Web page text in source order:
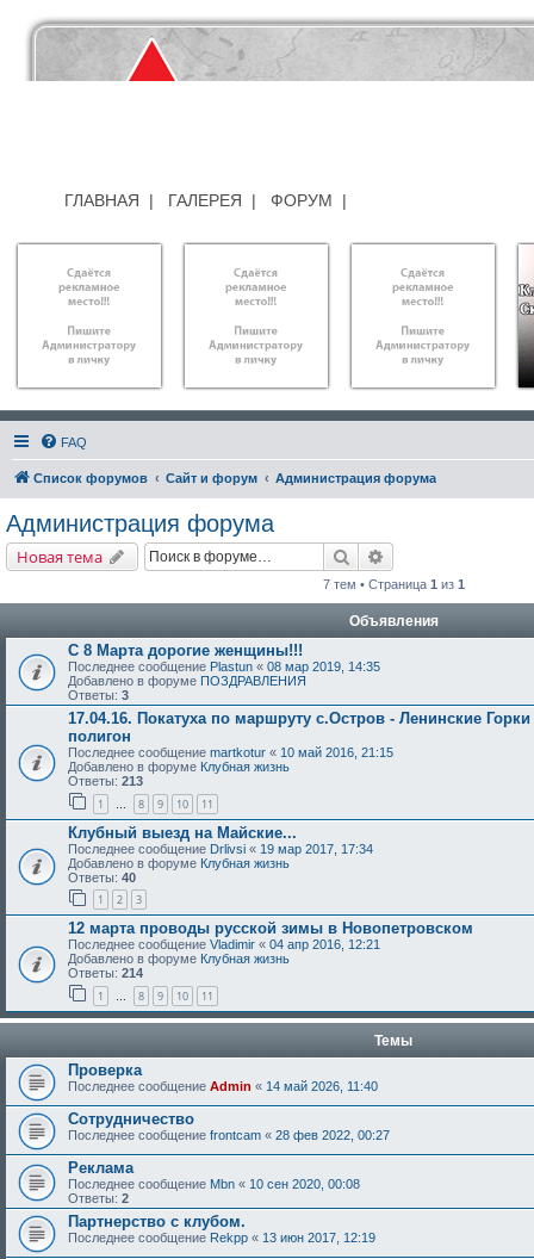
ГЛАВНАЯ | ГАЛЕРЕЯ | ФОРУМ |
FAQ
Список форумов Сайт и форум Администрация форума
Администрация форума
Новая тема Поиск
7 тем • Страница 1 из 1
Объявления
С 8 Марта дорогие женщины!!!
Последнее сообщение Plastun « 08 мар 2019, 14:35
Добавлено в форуме ПОЗДРАВЛЕНИЯ
Ответы: 3
17.04.16. Покатуха по маршруту с.Остров - Ленинские
полигон
Последнее сообщение martkotur « 10 май 2016, 21:15
Добавлено в форуме Клубная жизнь
Ответы: 213
1 … 8 9 10 11
Клубный выезд на Майские...
Последнее сообщение Drlivsi « 19 мар 2017, 17:34
Добавлено в форуме Клубная жизнь
Ответы: 40
1 2 3
12 марта проводы русской зимы в Новопетровском
Последнее сообщение Vladimir « 04 апр 2016, 12:21
Добавлено в форуме Клубная жизнь
Ответы: 214
1 … 8 9 10 11
Темы
Проверка
Последнее сообщение Admin « 14 май 2026, 11:40
Сотрудничество
Последнее сообщение frontcam « 28 фев 2022, 00:27
Реклама
Последнее сообщение Mbn « 10 сен 2020, 00:08
Ответы: 2
Партнерство с клубом.
Последнее сообщение Rekpp « 13 июн 2017, 12:19